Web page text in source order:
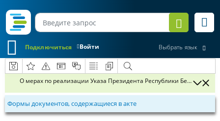
Войти
Подключиться Выбрать язык
О мерах по реализации Указа Президента Республики Беларусь от
Формы документов, содержащиеся в акте